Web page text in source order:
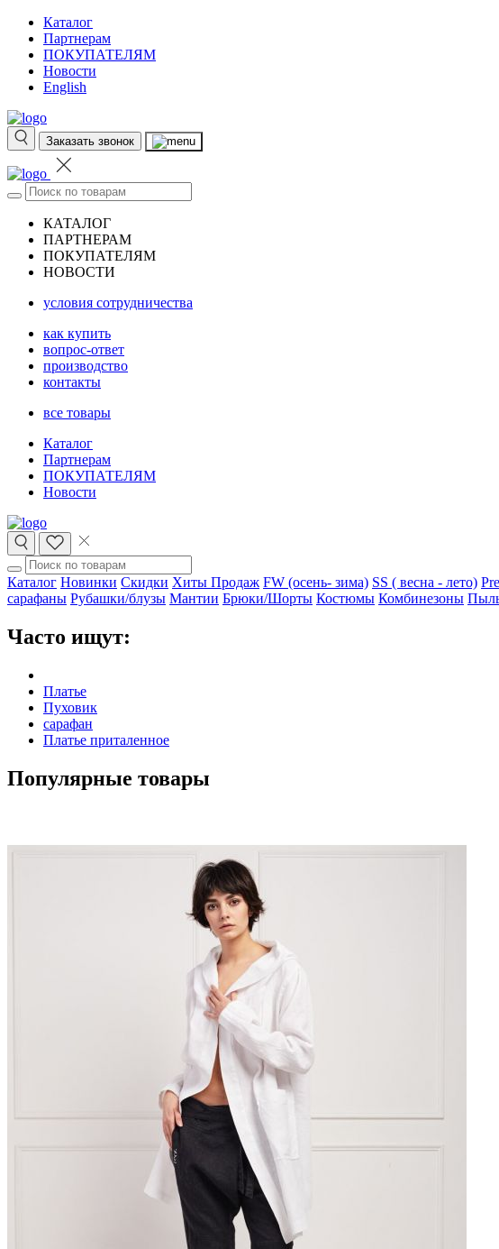
Каталог
Партнерам
ПОКУПАТЕЛЯМ
Новости
English
Заказать звонок
КАТАЛОГ
ПАРТНЕРАМ
ПОКУПАТЕЛЯМ
НОВОСТИ
условия сотрудничества
как купить
вопрос-ответ
производство
контакты
все товары
Каталог
Партнерам
ПОКУПАТЕЛЯМ
Новости
Каталог Новинки Скидки Хиты Продаж FW (осень- зима) SS ( весна - лето)
сарафаны Рубашки/блузы Мантии Брюки/Шорты Костюмы Комбинезоны
Часто ищут:
Платье
Пуховик
сарафан
Платье приталенное
Популярные товары